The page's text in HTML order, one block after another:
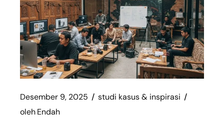
Desember 9, 2025
studi kasus & inspirasi
olehEndah